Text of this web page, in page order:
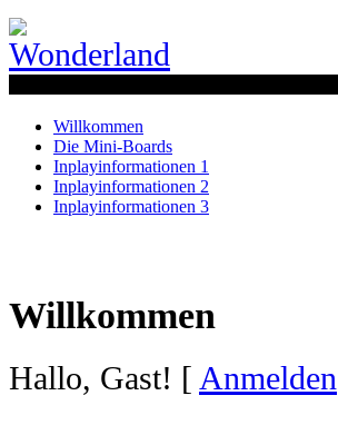
Willkommen
Die Mini-Boards
Inplayinformationen 1
Inplayinformationen 2
Inplayinformationen 3
Willkommen
Hallo, Gast! [ Anmelden